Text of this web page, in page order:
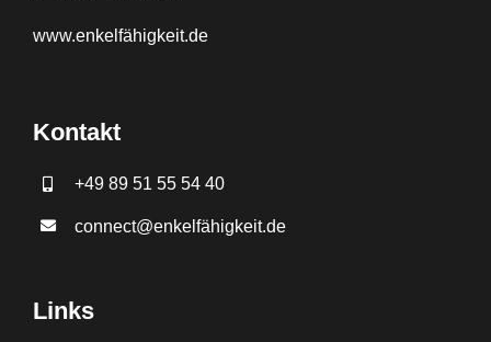
www.enkelfähigkeit.de
Kontakt
+49 89 51 55 54 40
connect@enkelfähigkeit.de
Links